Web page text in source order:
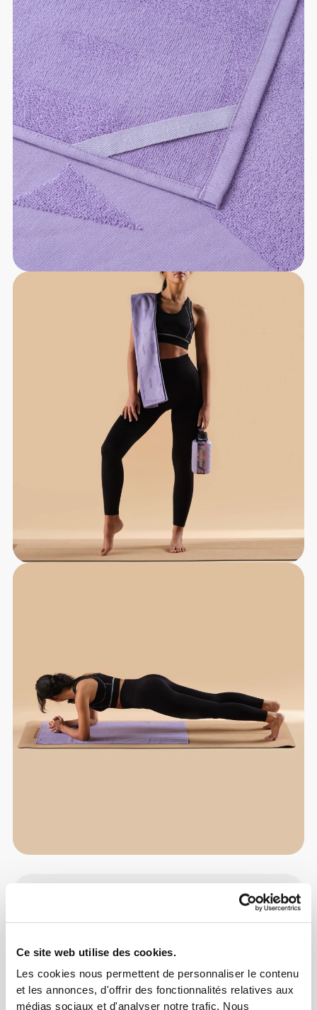
Ce site web utilise des cookies.
Les cookies nous permettent de personnaliser le contenu
et les annonces, d'offrir des fonctionnalités relatives aux
médias sociaux et d'analyser notre trafic. Nous
Avis généraux